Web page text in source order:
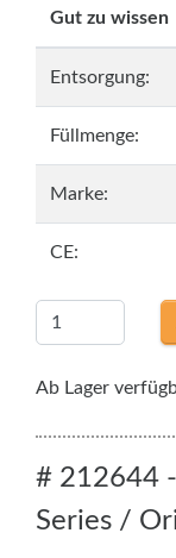
Gut zu wissen
Entsorgung:
Füllmenge:
Marke:
CE:
Ab Lager
# 212644
Series /